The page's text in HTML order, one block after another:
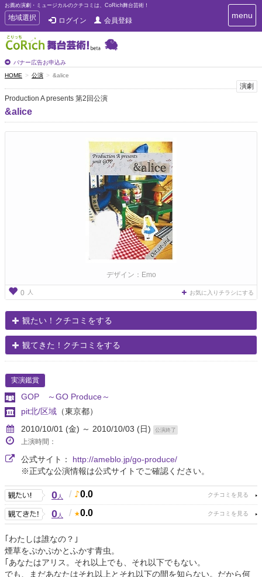
お薦め演劇・ミュージカルのクチコミは、CoRich舞台芸術！
T
o
g
g
e
n
a
v
i
g
地域選択 ログイン 会員登録
バナー広告お申込み
T
o
i
g
menu
HOME 公演 &alice
演劇
Production A presents 第2回公演
&alice
デザイン：Emo
0 人 お気に入りチラシにする
観たい！クチコミをする
観てきた！クチコミをする
実演鑑賞
GOP ～GO Produce～
pit北/区域 （東京都）
2010/10/01 (金) ～ 2010/10/03 (日)
公演終了
上演時間：
公式サイト： http://ameblo.jp/go-produce/
※正式な公演情報は公式サイトでご確認ください。
0人 / 0.0
0人 / 0.0
｢わたしは誰なの？｣
煙草をぷかぷかとふかす青虫。
｢あなたはアリス。それ以上でも、それ以下でもない。
でも、まだあなたはそれ以上とそれ以下の間を知らない。だから何